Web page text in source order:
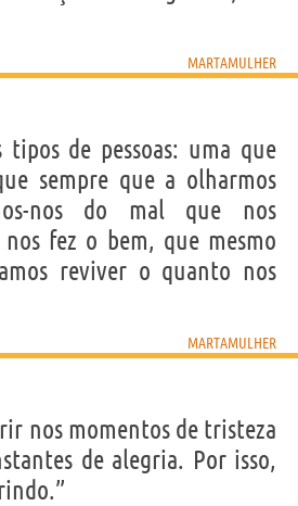
MARTAMULHER
de pessoas: uma que
sempre que a olharmos
nos do mal que nos
fez o bem, que mesmo
reviver o quanto nos
MARTAMULHER
nos momentos de tristeza
de alegria. Por isso,